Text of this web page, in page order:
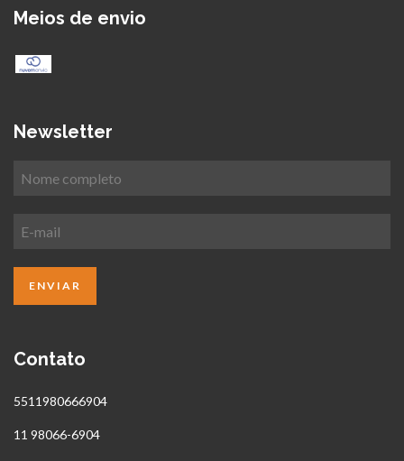
Meios de envio
Newsletter
Contato
5511980666904
11 98066-6904